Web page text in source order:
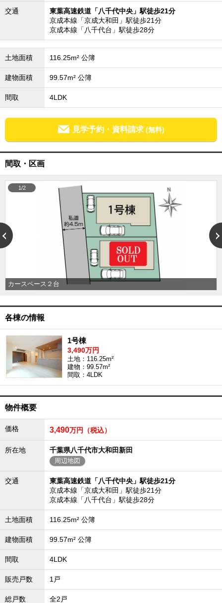
交通
東葉高速鉄道「八千代中央」駅徒歩21分
京成本線「京成大和田」駅徒歩21分
京成本線「八千代台」駅徒歩28分
土地面積 116.25m² 公簿
建物面積 99.57m² 公簿
間取 4LDK
見学予約・資料請求 (無料)
間取・区画
カースペース２台
1/2
各棟の情報
1号棟
3,490万円
土地：116.25m²
建物：99.57m²
間取：4LDK
物件概要
価格 3,490万円（税込）
所在地 千葉県八千代市大和田新田
周辺地図
交通
東葉高速鉄道「八千代中央」駅徒歩21分
京成本線「京成大和田」駅徒歩21分
京成本線「八千代台」駅徒歩28分
土地面積 116.25m² 公簿
建物面積 99.57m² 公簿
間取 4LDK
販売戸数 1戸
総戸数 全2戸
松戸･柏方面エリア
松戸･柏方面エリアの新築一戸建
松戸･柏方面エリアの中古一戸建
成田･銚子方面エリア
成田･銚子方面エリアの新築一戸建
成田･銚子方面エリアの土地
四街道･佐倉･八千代方面エリア
四街道･佐倉･八千代方面エリアの新築一戸建
船橋･市川･浦安方面エリアの新築一戸建
船橋･市川･浦安方面エリアの中古一戸建
船橋･市川･浦安方面エリアのマンション
船橋･市川･浦安方面エリアの土地
千葉市エリア
千葉市エリアの新築一戸建
千葉市エリアの中古一戸建
千葉市エリアのマンション
外房エリア
外房エリアの中古一戸建
外房エリアのマンション
外房エリアの土地
内房エリアの新築一戸建
内房エリアの中古一戸建
内房エリアのマンション
内房エリアの土地
東京全域エリア
東京全域エリアの新築一戸建
東京全域エリアの中古一戸建
東京全域エリアのマンション
東京全域エリアの土地
神奈川全域エリア
神奈川全域エリアの新築一戸建
神奈川全域エリアの中古一戸建
神奈川全域エリアのマンション
神奈川全域エリアの土地
沖縄全域エリアの新築一戸建
沖縄全域エリアの中古一戸建
沖縄全域エリアのマンション